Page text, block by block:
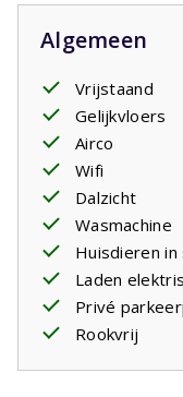
staan twee
heerlijke nachtrust
terras
kunt u tot in
buitenlucht.
barbecue. Enkele
kunt deze
is volop ruimte waar
Uw verblijf is
Algemeen
Vrijstaand
Gelijkvloers
Airco
Wifi
Dalzicht
Wasmachine
Huisdieren in
Laden
Privé
Rookvrij